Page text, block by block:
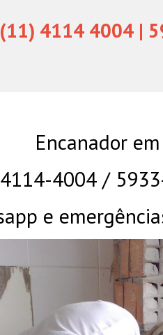
4114 4004 |
Encanador
4004 /
e